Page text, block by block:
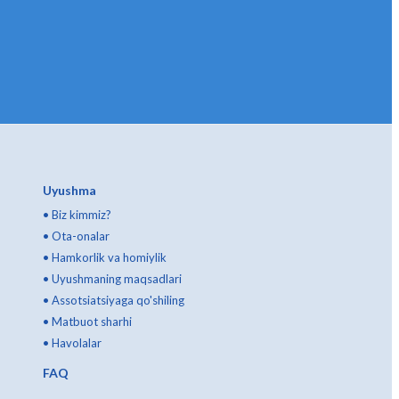
Uyushma
• Biz kimmiz?
• Ota-onalar
• Hamkorlik va homiylik
• Uyushmaning maqsadlari
• Assotsiatsiyaga qo'shiling
• Matbuot sharhi
• Havolalar
FAQ